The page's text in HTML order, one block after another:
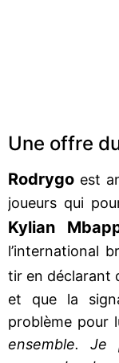
Une offre
Rodrygo est
joueurs qui
Kylian
l’international
tir en déclarant
et que la
problème pour
ensemble. Je